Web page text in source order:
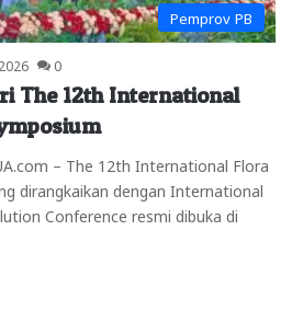
Pemprov PB
0
The 12th International
– The 12th International Flora
dirangkaikan dengan International
Conference resmi dibuka di